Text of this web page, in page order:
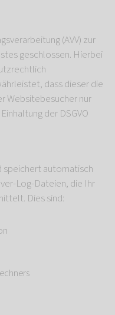
(AVV) zur
geschlossen. Hierbei
dass dieser die
Websitebesucher nur
der DSGVO
speichert automatisch
Log-Dateien, die Ihr
Dies sind: